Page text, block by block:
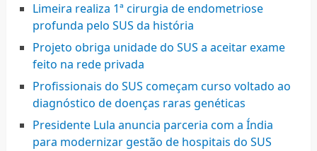
Limeira realiza 1ª cirurgia de endometriose
profunda pelo SUS da história
Projeto obriga unidade do SUS a aceitar exame
feito na rede privada
Profissionais do SUS começam curso voltado ao
diagnóstico de doenças raras genéticas
Presidente Lula anuncia parceria com a Índia
para modernizar gestão de hospitais do SUS